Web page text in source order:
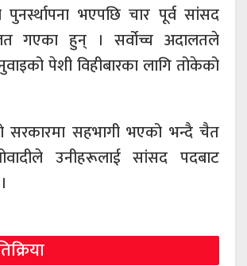
पुनर्स्थापना भएपछि चार पूर्व सांसद
गएका हुन् । सर्वोच्च अदालतले
पेशी विहीबारका लागि तोकेको
सरकारमा सहभागी भएको भन्दै चैत
उनीहरूलाई सांसद पदबाट